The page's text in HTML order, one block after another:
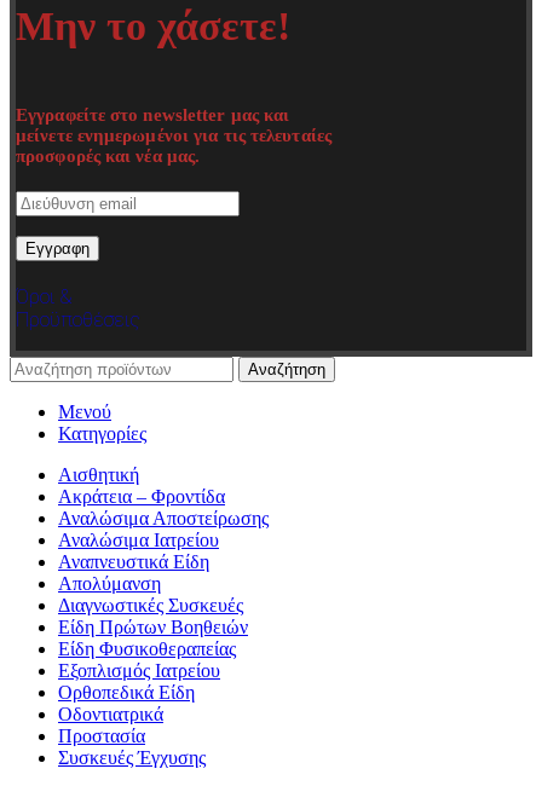
Μην το χάσετε!
Εγγραφείτε στο newsletter μας και
μείνετε ενημερωμένοι για τις τελευταίες
προσφορές και νέα μας.
Όροι &
Προϋποθέσεις
Αναζήτηση
Μενού
Κατηγορίες
Αισθητική
Ακράτεια – Φροντίδα
Αναλώσιμα Αποστείρωσης
Αναλώσιμα Ιατρείου
Αναπνευστικά Είδη
Απολύμανση
Διαγνωστικές Συσκευές
Είδη Πρώτων Βοηθειών
Είδη Φυσικοθεραπείας
Εξοπλισμός Ιατρείου
Ορθοπεδικά Είδη
Οδοντιατρικά
Προστασία
Συσκευές Έγχυσης